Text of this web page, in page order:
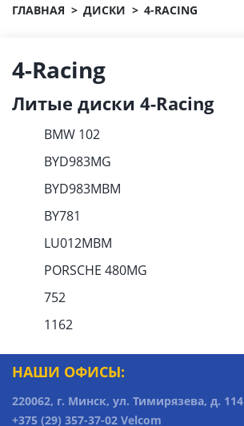
ГЛАВНАЯ ДИСКИ 4-RACING
4-Racing
Литые диски 4-Racing
BMW 102
BYD983MG
BYD983MBM
BY781
LU012MBM
PORSCHE 480MG
752
1162
НАШИ ОФИСЫ:
220062, г. Минск, ул. Тимирязева, д. 114
+375 (29) 357-37-02 Velcom